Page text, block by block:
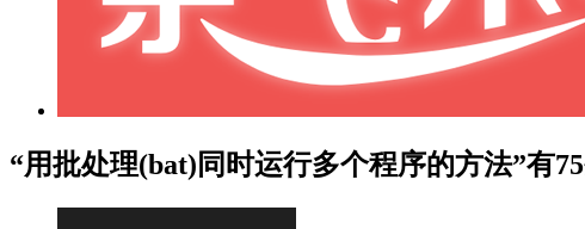
“用批处理(bat)同时运行多个程序的方法”有